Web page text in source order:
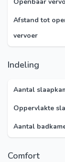
Afstand tot
vervoer
Indeling
Aantal
Oppervlakte
Aantal
Comfort